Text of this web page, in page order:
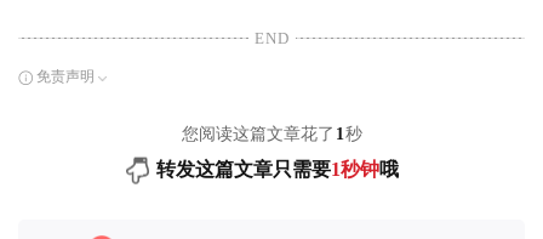
END
免责声明
您阅读这篇文章花了 1秒
转发这篇文章只需要1秒钟哦